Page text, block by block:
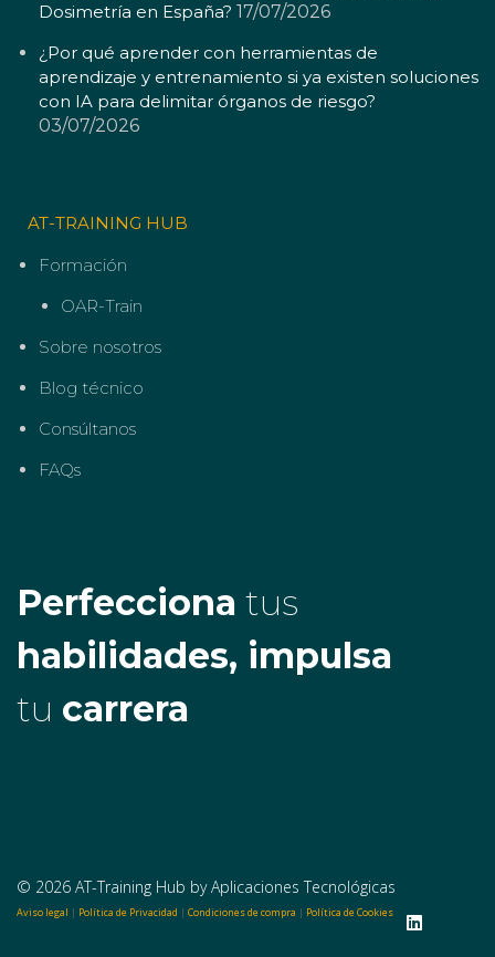
Dosimetría en España? 17/07/2026
¿Por qué aprender con herramientas de
aprendizaje y entrenamiento si ya existen soluciones
con IA para delimitar órganos de riesgo?
03/07/2026
AT-TRAINING HUB
Formación
OAR-Train
Sobre nosotros
Blog técnico
Consúltanos
FAQs
Perfecciona tus
habilidades, impulsa
tu carrera
© 2026 AT-Training Hub by Aplicaciones Tecnológicas
Aviso legal | Política de Privacidad | Condiciones de compra | Política de Cookies